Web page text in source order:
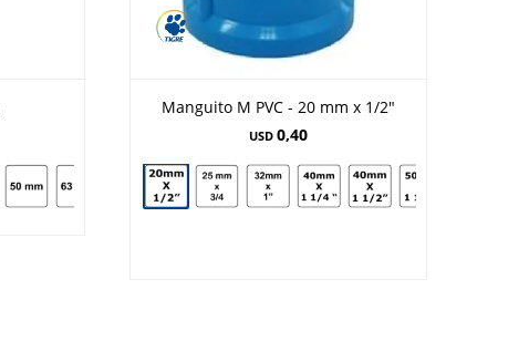
Manguito M PVC - 20 mm x 1/2"
USD 0,40